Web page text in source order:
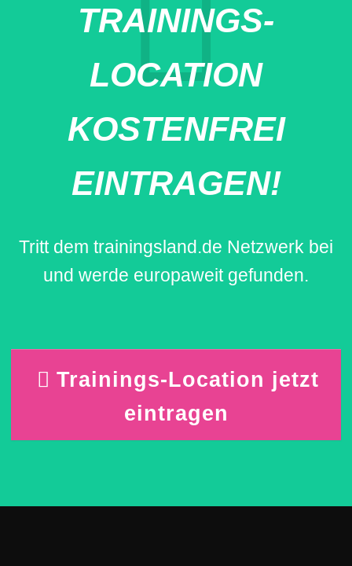
TRAININGS-
LOCATION
KOSTENFREI
EINTRAGEN!
Tritt dem trainingsland.de Netzwerk bei
und werde europaweit gefunden.
Trainings-Location jetzt
eintragen